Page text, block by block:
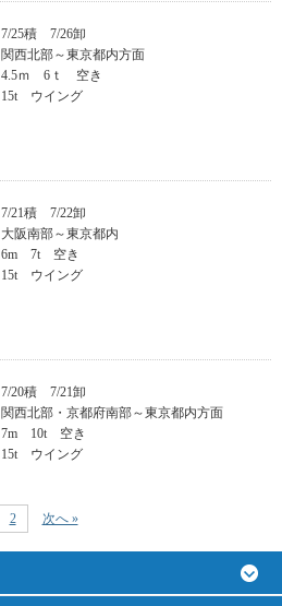
7/25積 7/26卸
関西北部～東京都内方面
4.5ｍ 6ｔ 空き
15t ウイング
7/21積 7/22卸
大阪南部～東京都内
6m 7t 空き
15t ウイング
7/20積 7/21卸
関西北部・京都府南部～東京都内方面
7m 10t 空き
15t ウイング
2 次へ »